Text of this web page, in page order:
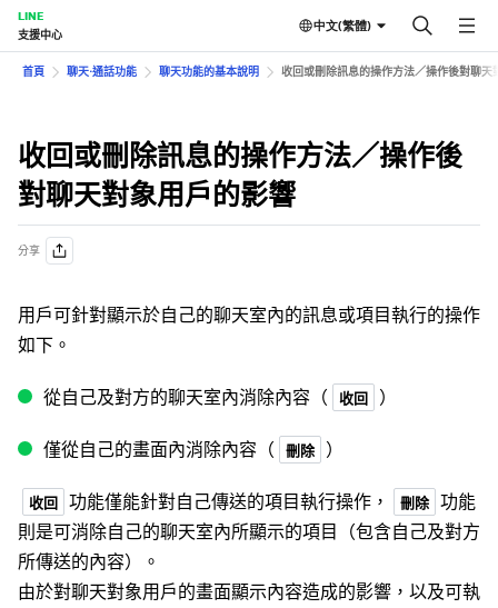
LINE
支援中心
中文(繁體)
首頁 聊天⋅通話功能 聊天功能的基本說明 收回或刪除訊息的操作方法／操作後對聊天
收回或刪除訊息的操作方法／操作後
對聊天對象用戶的影響
分享
用戶可針對顯示於自己的聊天室內的訊息或項目執行的操作
如下。
從自己及對方的聊天室內消除內容（ 收回 ）
僅從自己的畫面內消除內容（ 刪除 ）
收回 功能僅能針對自己傳送的項目執行操作， 刪除 功能
則是可消除自己的聊天室內所顯示的項目（包含自己及對方
所傳送的內容）。
由於對聊天對象用戶的畫面顯示內容造成的影響，以及可執